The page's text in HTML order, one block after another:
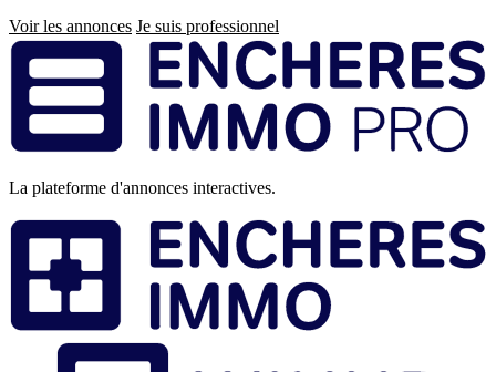
Voir les annonces Je suis professionnel
Pied
de
page
La plateforme d'annonces interactives.